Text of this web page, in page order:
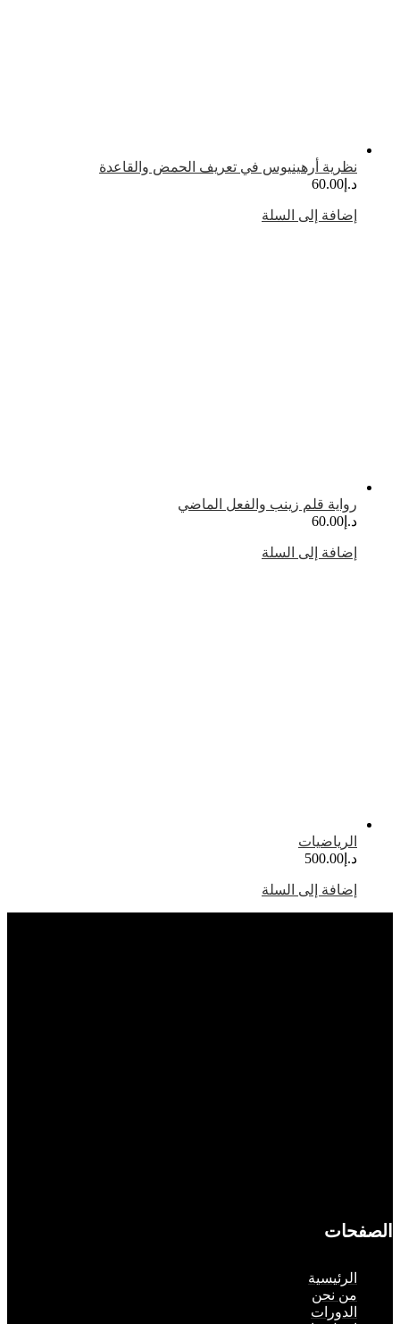
أرهينيوس في تعريف الحمض والقاعدة
إلى السلة
قلم زينب والفعل الماضي
إلى السلة
500.00
إلى السلة